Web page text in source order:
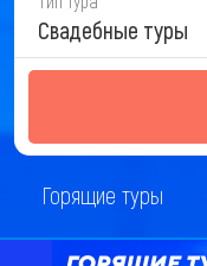
Свадебные туры
Горящие туры